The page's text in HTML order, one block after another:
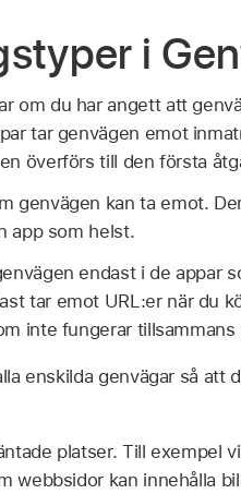
i
om du har angett att
tar genvägen emot
överförs till den första
genvägen kan ta emot.
app som helst.
endast i de appar
tar emot URL:er när du
inte fungerar
enskilda genvägar så att
platser. Till exempel
webbsidor kan innehålla